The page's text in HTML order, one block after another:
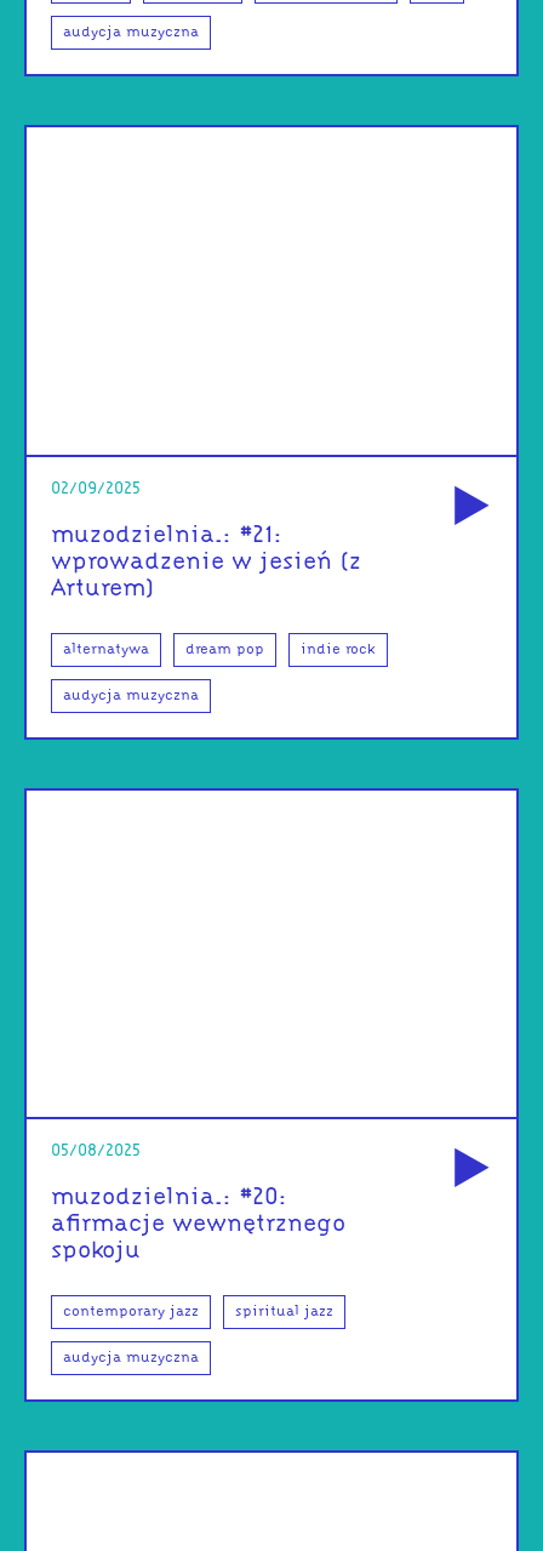
audycja muzyczna
02/09/2025
muzodzielnia.: #21:
wprowadzenie w jesień (z
Arturem)
alternatywa dream pop indie rock
audycja muzyczna
05/08/2025
muzodzielnia.: #20:
afirmacje wewnętrznego
spokoju
contemporary jazz spiritual jazz
audycja muzyczna